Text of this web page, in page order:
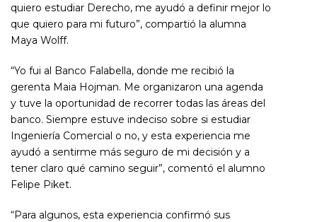
quiero estudiar Derecho, me ayudó a definir mejor lo
que quiero para mi futuro”, compartió la alumna
Maya Wolff.
“Yo fui al Banco Falabella, donde me recibió la
gerenta Maia Hojman. Me organizaron una agenda
y tuve la oportunidad de recorrer todas las áreas del
banco. Siempre estuve indeciso sobre si estudiar
Ingeniería Comercial o no, y esta experiencia me
ayudó a sentirme más seguro de mi decisión y a
tener claro qué camino seguir”, comentó el alumno
Felipe Piket.
“Para algunos, esta experiencia confirmó sus